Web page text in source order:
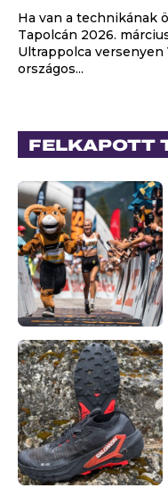
Ha van a technikának
Tapolcán 2026.
Ultrappolca versenyen
országos...
FELKAPOTT